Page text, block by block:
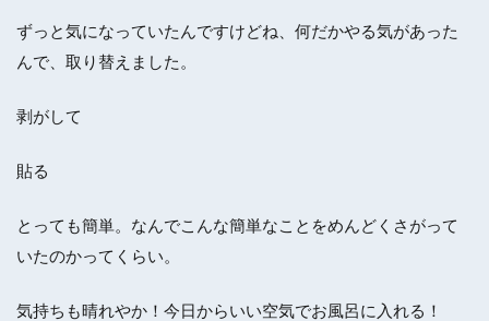
ずっと気になっていたんですけどね、何だかやる気があった
んで、取り替えました。
剥がして
貼る
とっても簡単。なんでこんな簡単なことをめんどくさがって
いたのかってくらい。
気持ちも晴れやか！今日からいい空気でお風呂に入れる！